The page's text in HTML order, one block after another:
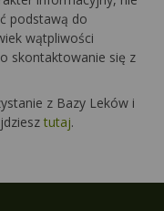
podstawą do
wątpliwości
skontaktowanie się z
z Bazy Leków i
tutaj.